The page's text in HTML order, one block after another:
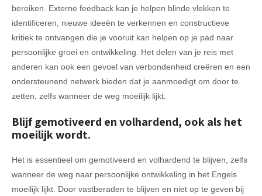
bereiken. Externe feedback kan je helpen blinde vlekken te
identificeren, nieuwe ideeën te verkennen en constructieve
kritiek te ontvangen die je vooruit kan helpen op je pad naar
persoonlijke groei en ontwikkeling. Het delen van je reis met
anderen kan ook een gevoel van verbondenheid creëren en een
ondersteunend netwerk bieden dat je aanmoedigt om door te
zetten, zelfs wanneer de weg moeilijk lijkt.
Blijf gemotiveerd en volhardend, ook als het
moeilijk wordt.
Het is essentieel om gemotiveerd en volhardend te blijven, zelfs
wanneer de weg naar persoonlijke ontwikkeling in het Engels
moeilijk lijkt. Door vastberaden te blijven en niet op te geven bij